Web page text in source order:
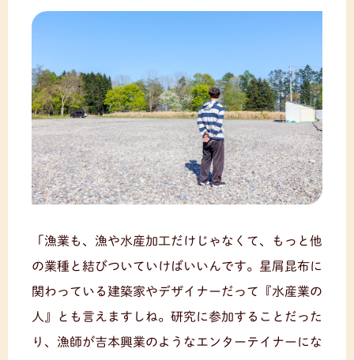
「漁業も、漁や水産加工だけじゃなくて、もっと他
の業種と結びついていけばいいんです。星屑昆布に
関わっている建築家やデザイナーだって『水産業の
人』とも言えますしね。研究に参加することだった
り、漁師が吉本興業のようなエンターテイナーにな